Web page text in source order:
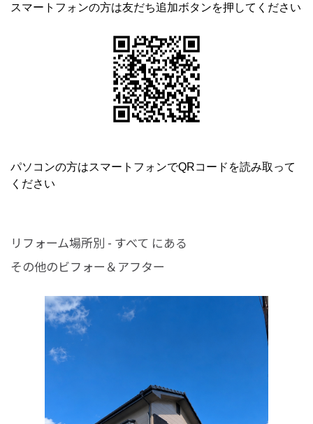
スマートフォンの方は友だち追加ボタンを押してください
パソコンの方はスマートフォンでQRコードを読み取って
ください
リフォーム場所別 - すべて にある
その他のビフォー＆アフター